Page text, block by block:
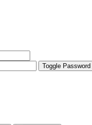
Toggle